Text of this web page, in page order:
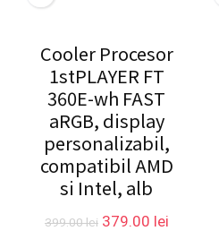
Cooler Procesor
1stPLAYER FT
360E-wh FAST
aRGB, display
personalizabil,
compatibil AMD
si Intel, alb
399.00lei Prețul
379.00 leiPrețul